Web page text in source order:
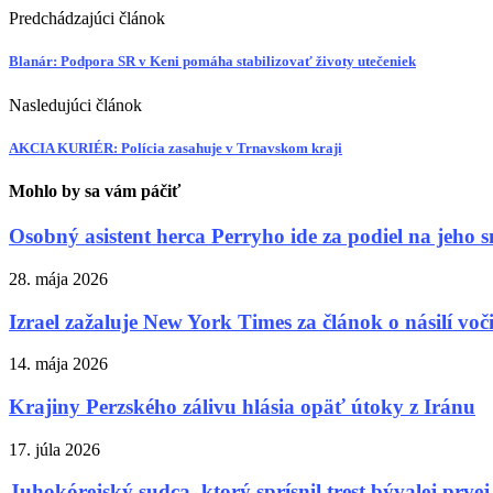
Predchádzajúci článok
Blanár: Podpora SR v Keni pomáha stabilizovať životy utečeniek
Nasledujúci článok
AKCIA KURIÉR: Polícia zasahuje v Trnavskom kraji
Mohlo by sa vám páčiť
Osobný asistent herca Perryho ide za podiel na jeho
28. mája 2026
Izrael zažaluje New York Times za článok o násilí
14. mája 2026
Krajiny Perzského zálivu hlásia opäť útoky z Iránu
17. júla 2026